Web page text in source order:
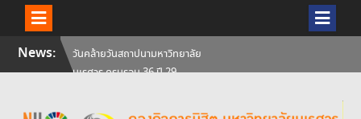
SkipNews:
สัมภาษณ์นิสิตเพื่อพิจารณาเข้ารับ
ทุนการศึกษามหาวิทยาลัยนเรศวร
ศิษย์เก่าแพทย์ถ่ายทอดความรู้ให้